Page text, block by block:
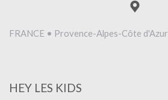
FRANCE • Provence-Alpes-Côte d'Azur
HEY LES KIDS